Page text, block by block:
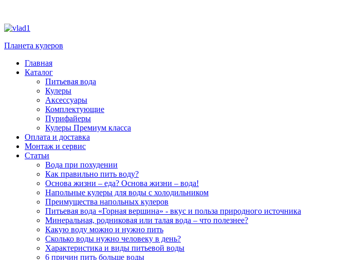
Планета кулеров
Главная
Каталог
Питьевая вода
Кулеры
Аксессуары
Комплектующие
Пурифайеры
Кулеры Премиум класса
Оплата и доставка
Монтаж и сервис
Статьи
Вода при похудении
Как правильно пить воду?
Основа жизни – еда? Основа жизни – вода!
Напольные кулеры для воды с холодильником
Преимущества напольных кулеров
Питьевая вода «Горная вершина» - вкус и польза природного источника
Минеральная, родниковая или талая вода – что полезнее?
Какую воду можно и нужно пить
Сколько воды нужно человеку в день?
Характеристика и виды питьевой воды
6 причин пить больше воды